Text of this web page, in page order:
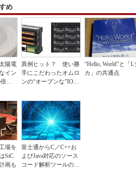
め
陽電
イン
の
異例ヒット？ 使い勝
手にこだわったオムロ
ンの“オープンな”IO-L
“Hello, World”と「L
カ」の共通点
場を
SiC
画も
富士通からC／C++お
よびJava対応のソース
コード解析ツールの資